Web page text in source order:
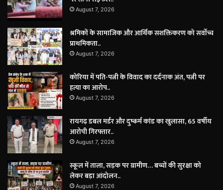
August 7, 2026
श्रमिकों के सामाजिक और आर्थिक सशक्तिकरण को सर्वाेच्च
प्राथमिकता..
August 7, 2026
कोरिया में पति-पत्नी के विवाद का दर्दनाक अंत, पत्नी पर
हत्या का आरोप..
August 7, 2026
रायगढ़ डबल मर्डर और दुष्कर्म कांड का खुलासा, 65 वर्षीय
आरोपी गिरफ्तार..
August 7, 2026
स्कूल में ताला, सड़क पर ग्रामीण… बच्चों की सुरक्षा को
लेकर बड़ा आंदोलन..
August 7, 2026